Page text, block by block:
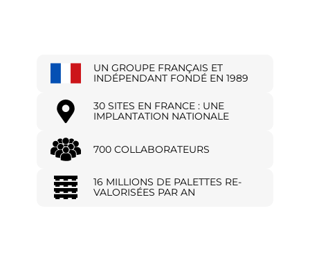
UN GROUPE FRANÇAIS ET
INDÉPENDANT FONDÉ EN 1989
30 SITES EN FRANCE : UNE
IMPLANTATION NATIONALE
700 COLLABORATEURS
16 MILLIONS DE PALETTES RE-
VALORISÉES PAR AN